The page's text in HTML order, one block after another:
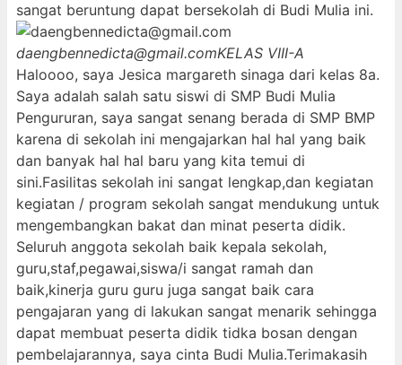
sangat beruntung dapat bersekolah di Budi Mulia ini.
daengbennedicta@gmail.comKELAS VIII-A
Haloooo, saya Jesica margareth sinaga dari kelas 8a.
Saya adalah salah satu siswi di SMP Budi Mulia
Pengururan, saya sangat senang berada di SMP BMP
karena di sekolah ini mengajarkan hal hal yang baik
dan banyak hal hal baru yang kita temui di
sini.Fasilitas sekolah ini sangat lengkap,dan kegiatan
kegiatan / program sekolah sangat mendukung untuk
mengembangkan bakat dan minat peserta didik.
Seluruh anggota sekolah baik kepala sekolah,
guru,staf,pegawai,siswa/i sangat ramah dan
baik,kinerja guru guru juga sangat baik cara
pengajaran yang di lakukan sangat menarik sehingga
dapat membuat peserta didik tidka bosan dengan
pembelajarannya, saya cinta Budi Mulia.Terimakasih